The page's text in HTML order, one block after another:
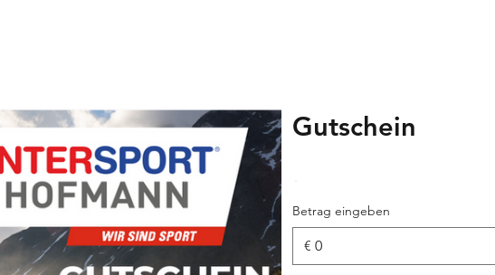
Gutschein
Betrag eingeben
€